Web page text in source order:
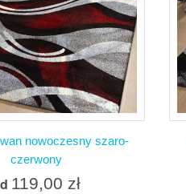
do porównania
nowoczesny szaro-
czerwony
119,00 zł